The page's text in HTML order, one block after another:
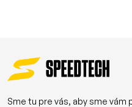
Sme tu pre vás, aby sme vám